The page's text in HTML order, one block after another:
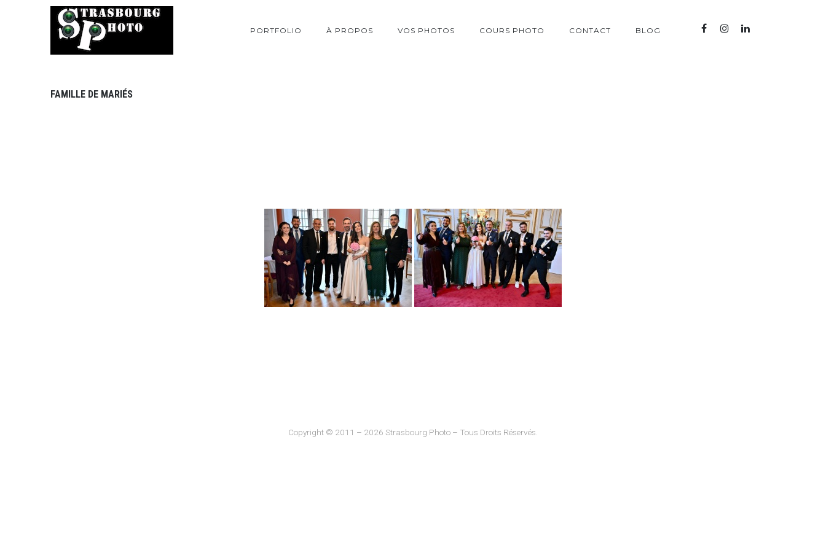
PORTFOLIO À PROPOS VOS PHOTOS COURS PHOTO CONTACT BLOG
FAMILLE DE MARIÉS
Copyright © 2011 – 2026 Strasbourg Photo – Tous Droits Réservés.